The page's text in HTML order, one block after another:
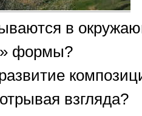
в
формы?
взгляда?